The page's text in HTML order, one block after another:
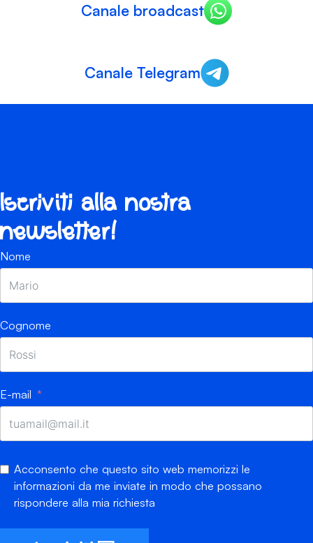
Canale broadcast
Canale Telegram
Iscriviti alla nostra
newsletter!
Nome
Cognome
E-mail
Acconsento che questo sito web memorizzi le
informazioni da me inviate in modo che possano
rispondere alla mia richiesta